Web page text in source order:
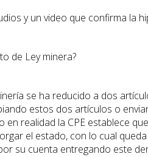
y un video que confirma la
de Ley minera?
se ha reducido a dos
estos dos artículos o
realidad la CPE establece
el estado, con lo cual
su cuenta entregando este